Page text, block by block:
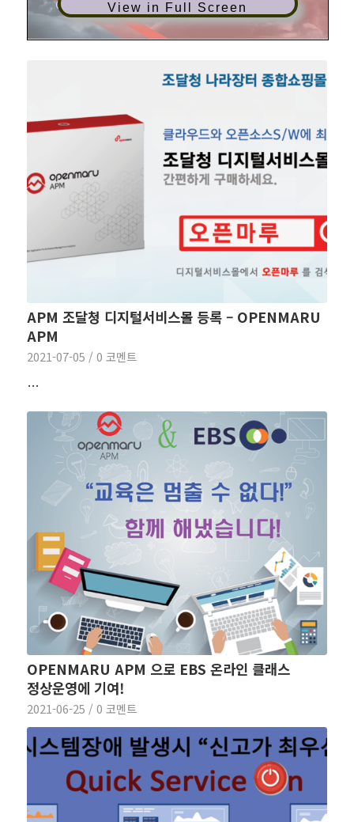
View in Full Screen
APM 조달청 디지털서비스몰 등록 – OPENMARU
APM
2021-07-05 / 0 코멘트
…
OPENMARU APM 으로 EBS 온라인 클래스
정상운영에 기여!
2021-06-25 / 0 코멘트